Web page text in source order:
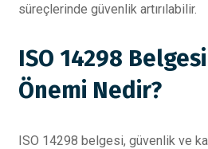
süreçlerinde güvenlik artırılabilir.
ISO 14298
Önemi Nedir?
ISO 14298 belgesi, güvenlik ve